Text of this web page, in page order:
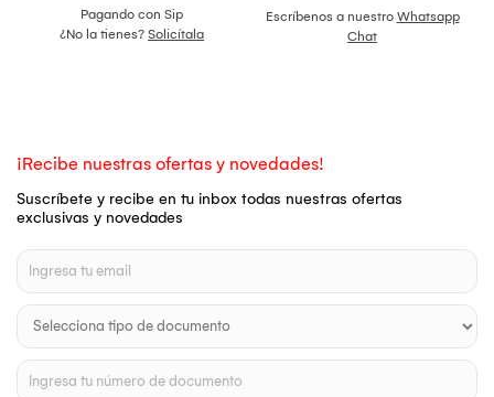
Pagando con Sip
¿No la tienes? Solicítala
Escríbenos a nuestro Whatsapp
Chat
¡Recibe nuestras ofertas y novedades!
Suscríbete y recibe en tu inbox todas nuestras ofertas
exclusivas y novedades